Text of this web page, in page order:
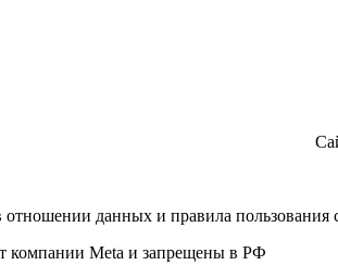
отношении данных и правила пользования
компании Metа и запрещены в РФ